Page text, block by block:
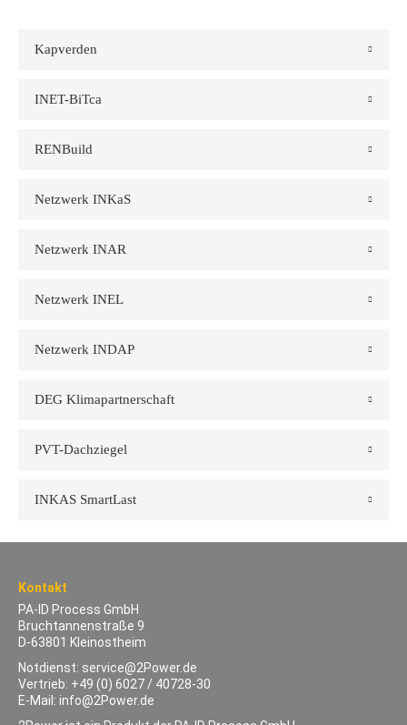
Kapverden
INET-BiTca
RENBuild
Netzwerk INKaS
Netzwerk INAR
Netzwerk INEL
Netzwerk INDAP
DEG Klimapartnerschaft
PVT-Dachziegel
INKAS SmartLast
Kontakt
PA-ID Process GmbH
Bruchtannenstraße 9
D-63801 Kleinostheim
Notdienst: service@2Power.de
Vertrieb: +49 (0) 6027 / 40728-30
E-Mail: info@2Power.de